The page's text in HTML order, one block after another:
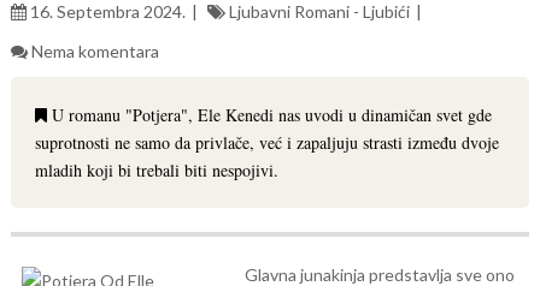
16. Septembra 2024.
Ljubavni Romani - Ljubići
Nema komentara
U romanu "Potjera", Ele Kenedi nas uvodi u dinamičan svet gde
suprotnosti ne samo da privlače, već i zapaljuju strasti između dvoje
mladih koji bi trebali biti nespojivi.
Glavna junakinja predstavlja sve ono